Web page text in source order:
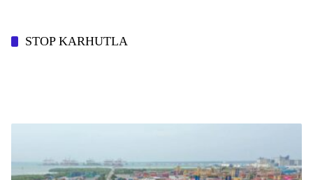
STOP KARHUTLA